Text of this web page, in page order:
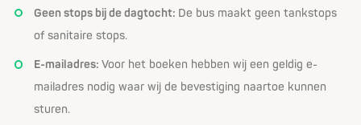
Geen stops bij de dagtocht: De bus maakt geen tankstops
of sanitaire stops.
E-mailadres:Voor het boeken hebben wij een geldig e-
mailadres nodig waar wij de bevestiging naartoe kunnen
sturen.